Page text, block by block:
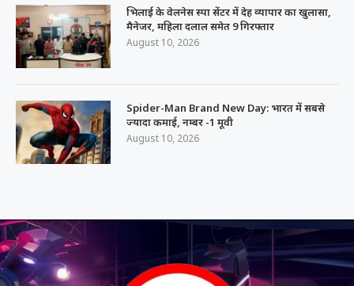
भिलाई के वेलनेस स्पा सेंटर में देह व्यापार का खुलासा,
मैनेजर, महिला दलाल समेत 9 गिरफ्तार
August 10, 2026
Spider-Man Brand New Day: भारत में सबसे
ज्यादा कमाई, नम्बर -1 मूवी
August 10, 2026